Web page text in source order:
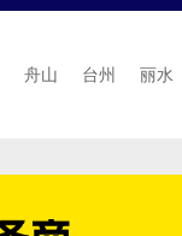
舟山 台州 丽水